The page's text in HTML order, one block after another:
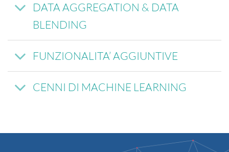
DATA AGGREGATION & DATA
BLENDING
FUNZIONALITA’ AGGIUNTIVE
CENNI DI MACHINE LEARNING